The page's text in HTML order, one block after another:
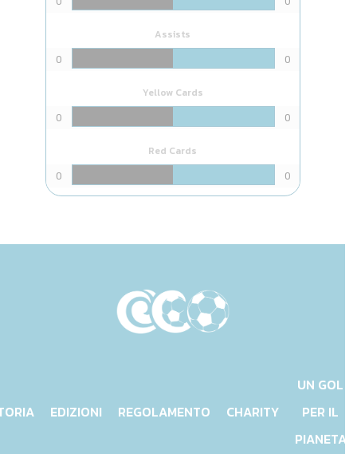
Assists
0 0
Yellow Cards
0 0
Red Cards
0 0
EDIZIONI REGOLAMENTO CHARITY
UN GOL
PER IL
PIANETA